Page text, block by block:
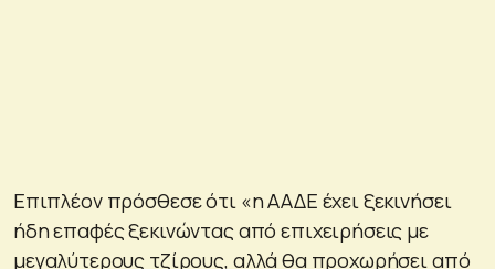
Επιπλέον πρόσθεσε ότι «η ΑΑΔΕ έχει ξεκινήσει
ήδη επαφές ξεκινώντας από επιχειρήσεις με
μεγαλύτερους τζίρους, αλλά θα προχωρήσει από